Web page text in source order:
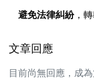
避免法律糾紛，
文章回應
目前尚無回應，成